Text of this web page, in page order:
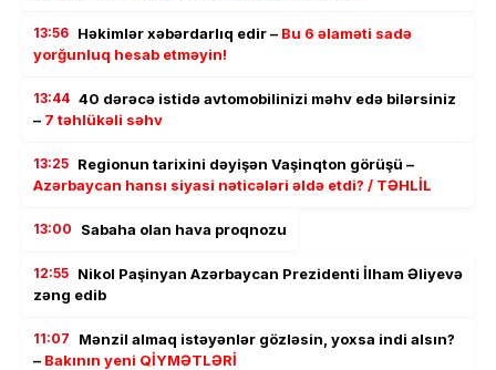
13:56 Həkimlər xəbərdarlıq edir – Bu 6 əlaməti sadə
yorğunluq hesab etməyin!
13:44 40 dərəcə istidə avtomobilinizi məhv edə bilərsiniz
– 7 təhlükəli səhv
13:25 Regionun tarixini dəyişən Vaşinqton görüşü –
Azərbaycan hansı siyasi nəticələri əldə etdi? / TƏHLİL
13:00 Sabaha olan hava proqnozu
12:55 Nikol Paşinyan Azərbaycan Prezidenti İlham Əliyevə
zəng edib
11:07
Mənzil almaq istəyənlər gözləsin, yoxsa indi alsın?
– Bakının yeni QİYMƏTLƏRİ